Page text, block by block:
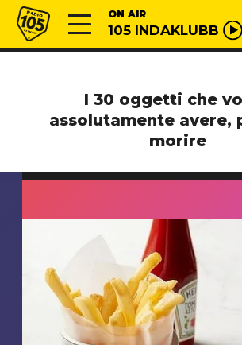
Vai al contenuto
Radio 105 ON AIR
105 INDAKLUBB
I 30 oggetti che
assolutamente avere,
morire